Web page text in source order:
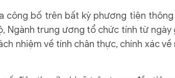
công bố trên bất kỳ phương tiện
Ngành trung ương tổ chức tính từ ngày
nhiệm về tính chân thực, chính xác về